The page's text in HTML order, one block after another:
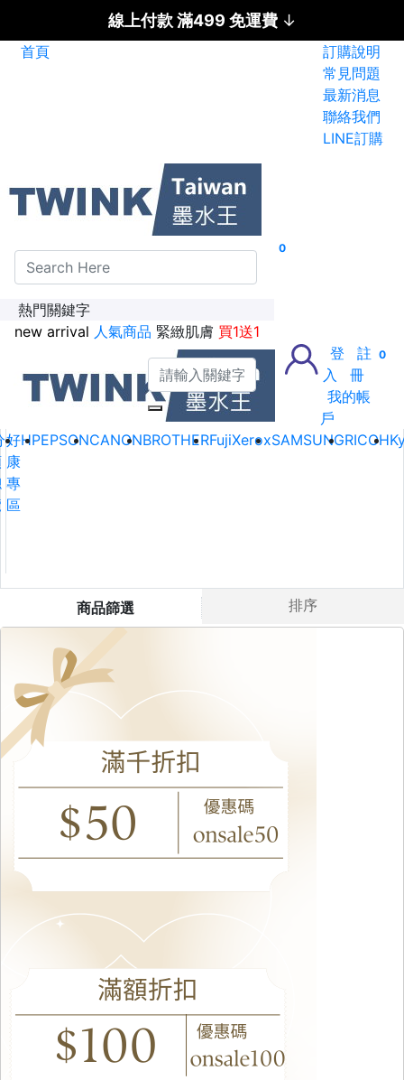
線上付款 滿499 免運費 ↓
首頁
碳粉匣全面特惠價
訂購說明
常見問題
最新消息
聯絡我們
LINE訂購
熱門關鍵字
new arrival 人氣商品 緊緻肌膚 買1送1
0
登
入
註
冊
我的帳
戶
0
好
康
專
區
HPEPSONCANONBROTHERFujiXeroxSAMSUNGRICOH
商品篩選 排序